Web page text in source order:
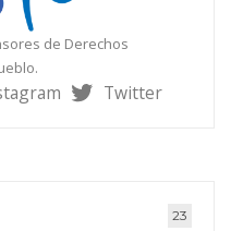
de Derechos
Twitter
23